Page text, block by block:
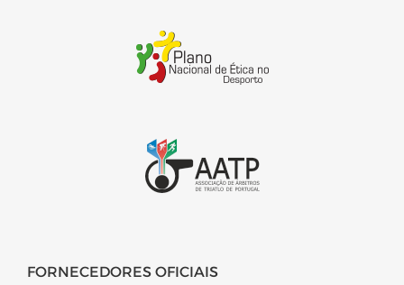
FORNECEDORES OFICIAIS